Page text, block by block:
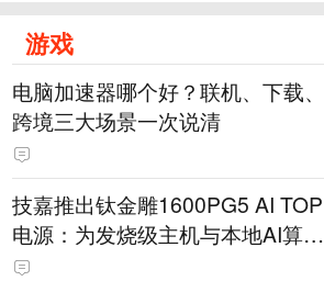
游戏
电脑加速器哪个好？联机、下载、
跨境三大场景一次说清
技嘉推出钛金雕1600PG5 AI TOP
电源：为发烧级主机与本地AI算力
打造旗舰供电方案